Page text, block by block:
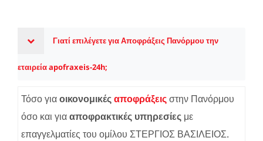
Γιατί επιλέγετε για Αποφράξεις Πανόρμου την
εταιρεία apofraxeis-24h;
Τόσο γιαοικονομικέςαποφράξειςστην Πανόρμου
όσο και γιααποφρακτικές υπηρεσίες με
επαγγελματίες του ομίλου ΣΤΕΡΓΙΟΣ ΒΑΣΙΛΕΙΟΣ.